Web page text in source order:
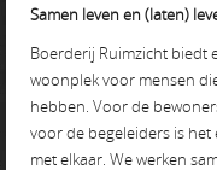
Samen leven en (laten)
Boerderij Ruimzicht biedt
woonplek voor mensen
hebben. Voor de
voor de begeleiders is het
met elkaar. We werken